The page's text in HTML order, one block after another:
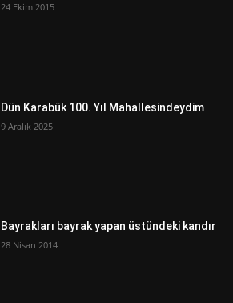
24 Ekim 2015
Dün Karabük 100. Yıl Mahallesindeydim
9 Aralık 2025
Bayrakları bayrak yapan üstündeki kandır
28 Nisan 2014